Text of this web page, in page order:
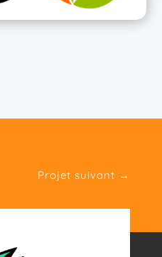
Projet suivant →